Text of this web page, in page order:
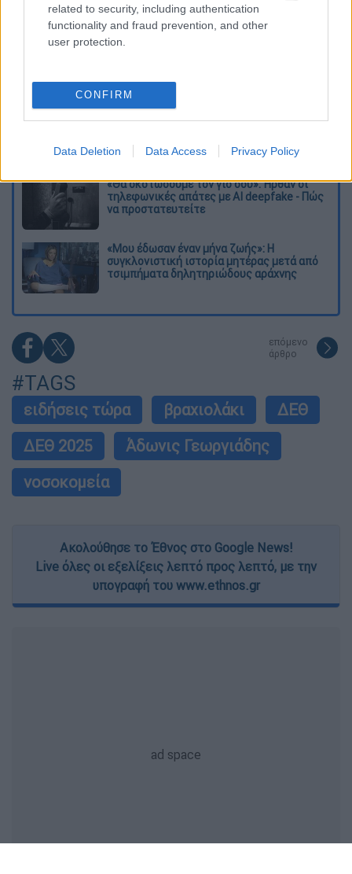
related to security, including authentication
functionality and fraud prevention, and other
user protection.
CONFIRM
Data Deletion Data Access Privacy Policy
Διαβάστε ακόμη
σύγκρουση των ελικοπτέρων στη Ψάθα
Μακελειό στη Βόρεια Καρολίνα ύστερα από
«Θα σκοτώσουμε τον γιο σου»: Ήρθαν οι
τηλεφωνικές απάτες με AI deepfake - Πώς
να προστατευτείτε
«Μου έδωσαν έναν μήνα ζωής»: Η
συγκλονιστική ιστορία μητέρας μετά από
τσιμπήματα δηλητηριώδους αράχνης
επόμενο
άρθρο
#TAGS
ειδήσεις τώρα βραχιολάκι
ΔΕΘ
ΔΕΘ 2025
Άδωνις Γεωργιάδης
νοσοκομεία
Ακολούθησε το Έθνος στο Google News!
Live όλες οι εξελίξεις λεπτό προς λεπτό, με την
υπογραφή του www.ethnos.gr